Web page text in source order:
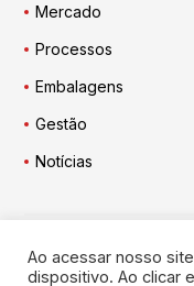
Mercado
Processos
Embalagens
Gestão
Notícias
Ao acessar nosso
dispositivo. Ao clicar